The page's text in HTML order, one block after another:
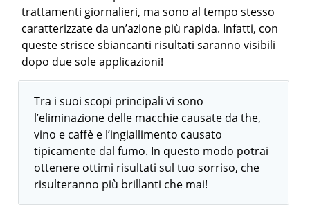
trattamenti giornalieri, ma sono al tempo stesso
caratterizzate da un’azione più rapida. Infatti, con
queste strisce sbiancanti risultati saranno visibili
dopo due sole applicazioni!
Tra i suoi scopi principali vi sono
l’eliminazione delle macchie causate da the,
vino e caffè e l’ingiallimento causato
tipicamente dal fumo. In questo modo potrai
ottenere ottimi risultati sul tuo sorriso, che
risulteranno più brillanti che mai!